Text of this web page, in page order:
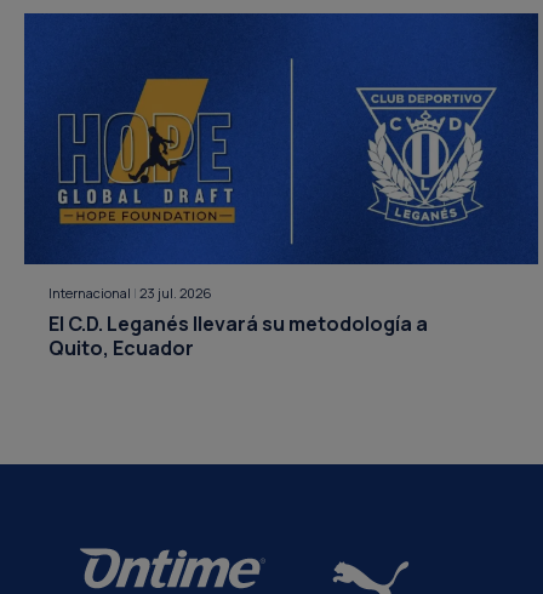
Internacional | 23 jul. 2026
El C.D. Leganés llevará su metodología a
Quito, Ecuador